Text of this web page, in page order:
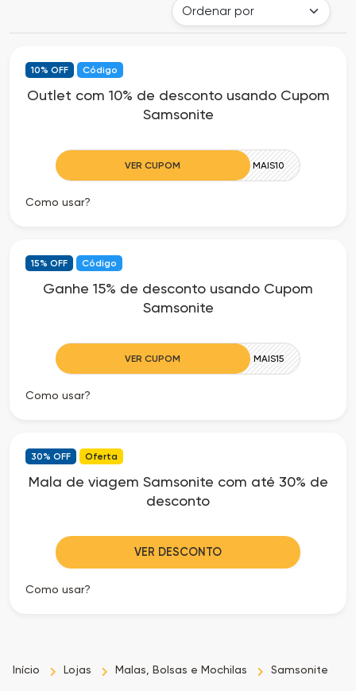
os
Todas
Todas
Ofertas
10% OFF Código
Outlet com 10% de desconto usando Cupom
Samsonite
VER CUPOM MAIS10
Como usar?
15% OFF Código
Ganhe 15% de desconto usando Cupom
Samsonite
VER CUPOM MAIS15
Como usar?
30% OFF Oferta
Mala de viagem Samsonite com até 30% de
desconto
VER DESCONTO
Como usar?
Início Lojas Malas, Bolsas e Mochilas Samsonite